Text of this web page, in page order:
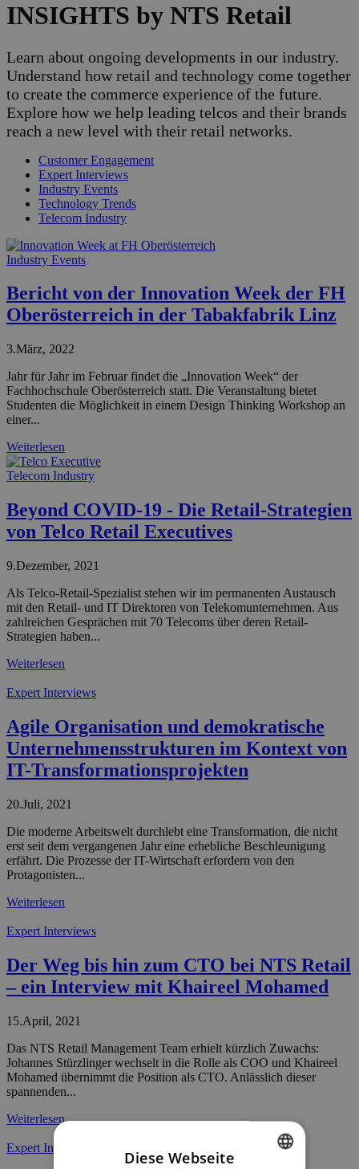
INSIGHTS by NTS Retail
Learn about ongoing developments in our industry.
Understand how retail and technology come together
to create the commerce experience of the future.
Explore how we help leading telcos and their brands
reach a new level with their retail networks.
Customer Engagement
Expert Interviews
Industry Events
Technology Trends
Telecom Industry
Industry Events
Bericht von der Innovation Week der FH
Oberösterreich in der Tabakfabrik Linz
3.März, 2022
Jahr für Jahr im Februar findet die „Innovation Week“ der
Fachhochschule Oberösterreich statt. Die Veranstaltung bietet
Studenten die Möglichkeit in einem Design Thinking Workshop an
einer...
Weiterlesen
Telecom Industry
Beyond COVID-19 - Die Retail-Strategien
von Telco Retail Executives
9.Dezember, 2021
Als Telco-Retail-Spezialist stehen wir im permanenten Austausch
mit den Retail- und IT Direktoren von Telekomunternehmen. Aus
zahlreichen Gesprächen mit 70 Telecoms über deren Retail-
Strategien haben...
Weiterlesen
Expert Interviews
Agile Organisation und demokratische
Unternehmensstrukturen im Kontext von
IT-Transformationsprojekten
20.Juli, 2021
Die moderne Arbeitswelt durchlebt eine Transformation, die nicht
erst seit dem vergangenen Jahr eine erhebliche Beschleunigung
erfährt. Die Prozesse der IT-Wirtschaft erfordern von den
Protagonisten...
Weiterlesen
Expert Interviews
Der Weg bis hin zum CTO bei NTS Retail
– ein Interview mit Khaireel Mohamed
15.April, 2021
Das NTS Retail Management Team erhielt kürzlich Zuwachs:
Johannes Stürzlinger wechselt in die Rolle als COO und Khaireel
Mohamed übernimmt die Position als CTO. Anlässlich dieser
spannenden...
Weiterlesen
Expert Interviews
Diese Webseite